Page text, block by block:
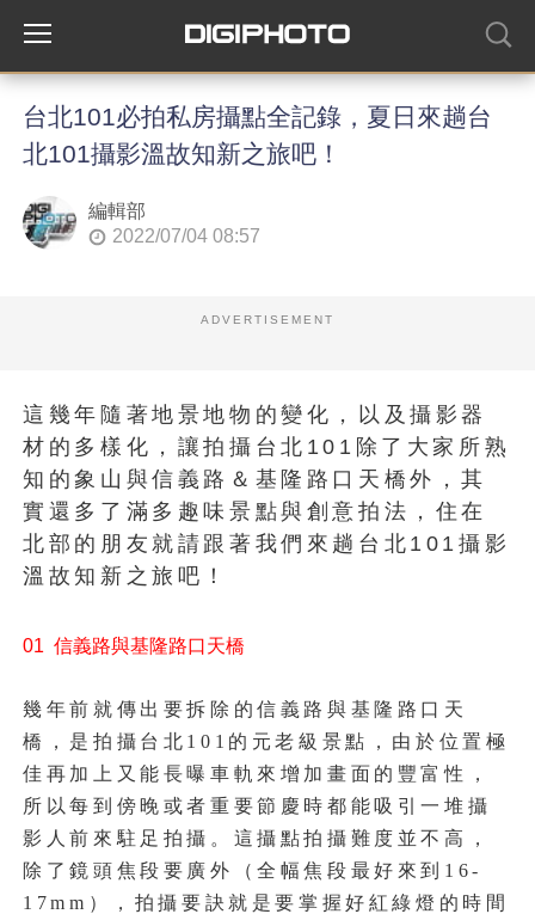
台北101必拍私房攝點全記錄，夏日來趟台
北101攝影溫故知新之旅吧！
編輯部
2022/07/04 08:57
ADVERTISEMENT
這幾年隨著地景地物的變化，以及攝影器
材的多樣化，讓拍攝台北101除了大家所熟
知的象山與信義路＆基隆路口天橋外，其
實還多了滿多趣味景點與創意拍法，住在
北部的朋友就請跟著我們來趟台北101攝影
溫故知新之旅吧！
01 信義路與基隆路口天橋
幾年前就傳出要拆除的信義路與基隆路口天
橋，是拍攝台北101的元老級景點，由於位置極
佳再加上又能長曝車軌來增加畫面的豐富性，
所以每到傍晚或者重要節慶時都能吸引一堆攝
影人前來駐足拍攝。這攝點拍攝難度並不高，
除了鏡頭焦段要廣外（全幅焦段最好來到16-
17mm），拍攝要訣就是要掌握好紅綠燈的時間